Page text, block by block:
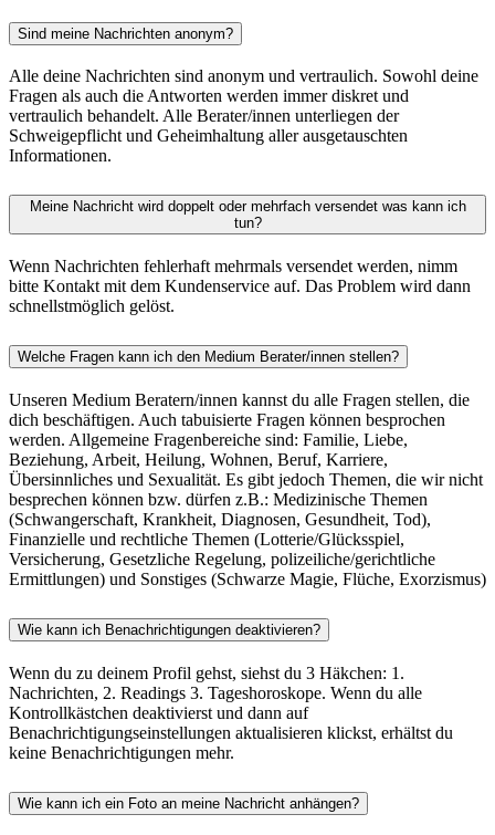
Sind meine Nachrichten anonym?
Alle deine Nachrichten sind anonym und vertraulich. Sowohl deine
Fragen als auch die Antworten werden immer diskret und
vertraulich behandelt. Alle Berater/innen unterliegen der
Schweigepflicht und Geheimhaltung aller ausgetauschten
Informationen.
Meine Nachricht wird doppelt oder mehrfach versendet was kann ich
tun?
Wenn Nachrichten fehlerhaft mehrmals versendet werden, nimm
bitte Kontakt mit dem Kundenservice auf. Das Problem wird dann
schnellstmöglich gelöst.
Welche Fragen kann ich den Medium Berater/innen stellen?
Unseren Medium Beratern/innen kannst du alle Fragen stellen, die
dich beschäftigen. Auch tabuisierte Fragen können besprochen
werden. Allgemeine Fragenbereiche sind: Familie, Liebe,
Beziehung, Arbeit, Heilung, Wohnen, Beruf, Karriere,
Übersinnliches und Sexualität. Es gibt jedoch Themen, die wir nicht
besprechen können bzw. dürfen z.B.: Medizinische Themen
(Schwangerschaft, Krankheit, Diagnosen, Gesundheit, Tod),
Finanzielle und rechtliche Themen (Lotterie/Glücksspiel,
Versicherung, Gesetzliche Regelung, polizeiliche/gerichtliche
Ermittlungen) und Sonstiges (Schwarze Magie, Flüche, Exorzismus)
Wie kann ich Benachrichtigungen deaktivieren?
Wenn du zu deinem Profil gehst, siehst du 3 Häkchen: 1.
Nachrichten, 2. Readings 3. Tageshoroskope. Wenn du alle
Kontrollkästchen deaktivierst und dann auf
Benachrichtigungseinstellungen aktualisieren klickst, erhältst du
keine Benachrichtigungen mehr.
Wie kann ich ein Foto an meine Nachricht anhängen?